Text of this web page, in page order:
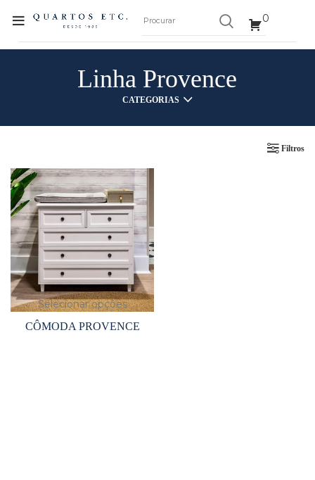
0
Linha Provence
CATEGORIAS
Filtros
Selecionar opções
CÔMODA PROVENCE